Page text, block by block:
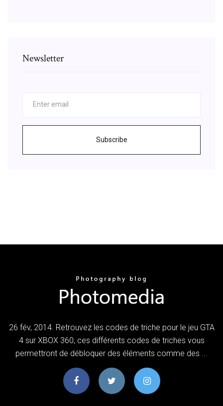
Newsletter
Subscribe
26 fév, 2014. Retrouvez les codes de triche pour le jeu GTA
4 sur XBOX 360, ces différents codes de triches vous
permettront de débloquer des éléments comme des ...